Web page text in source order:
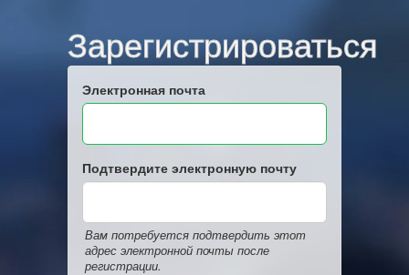
Зарегистрироваться
Электронная почта
Подтвердите электронную почту
Вам потребуется подтвердить этот
адрес электронной почты после
регистрации.